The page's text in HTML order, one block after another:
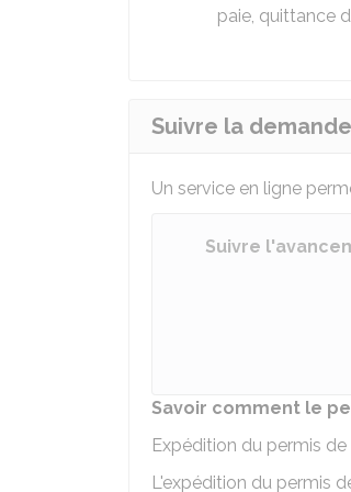
paie, quittance
Suivre la
Un service en ligne
Suivre
Savoir comment le
Expédition du permis
L'expédition du permis